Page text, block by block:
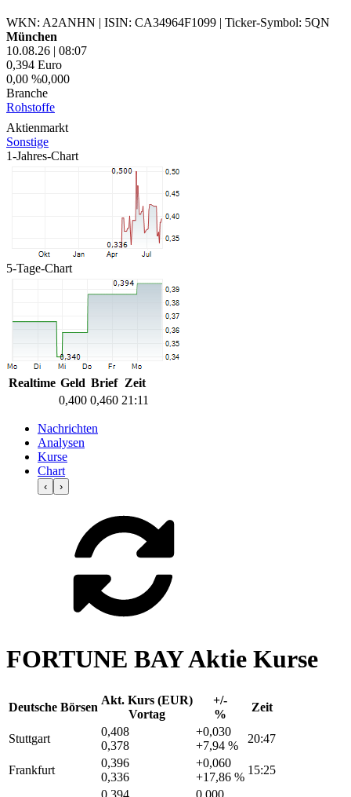
WKN: A2ANHN | ISIN: CA34964F1099 | Ticker-Symbol: 5QN
München
10.08.26 | 08:07
0,394 Euro
0,00 %0,000
Branche
Rohstoffe
Aktienmarkt
Sonstige
1-Jahres-Chart
5-Tage-Chart
Realtime Geld Brief Zeit
0,400 0,460 21:11
Nachrichten
Analysen
Kurse
Chart
‹ ›
FORTUNE BAY Aktie Kurse
Deutsche Börsen
Akt. Kurs (EUR)
Vortag
+/-
%
Zeit
Stuttgart
0,408
0,378
+0,030
+7,94 %
20:47
Frankfurt
0,396
0,336
+0,060
+17,86 %
15:25
0,394 0,000